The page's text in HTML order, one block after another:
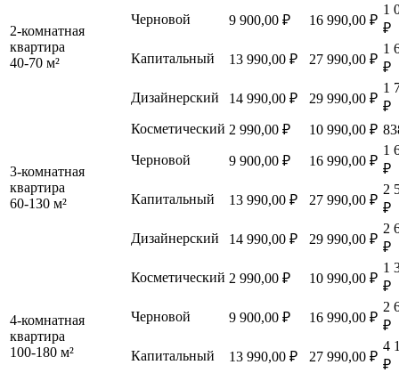
2-комнатная
квартира
40-70 м²
Черновой
9 900,00 ₽ 16 990,00 ₽
1
₽
Капитальный
13 990,00 ₽ 27 990,00 ₽
1
₽
Дизайнерский
14 990,00 ₽ 29 990,00 ₽
1
₽
3-комнатная
квартира
60-130 м²
Косметический 2 990,00 ₽ 10 990,00 ₽
Черновой
9 900,00 ₽ 16 990,00 ₽
1
₽
Капитальный
13 990,00 ₽ 27 990,00 ₽
2
₽
Дизайнерский
14 990,00 ₽ 29 990,00 ₽
2
₽
4-комнатная
квартира
100-180 м²
Косметический 2 990,00 ₽ 10 990,00 ₽
1
₽
Черновой
9 900,00 ₽ 16 990,00 ₽
2
₽
Капитальный
13 990,00 ₽ 27 990,00 ₽
4
₽